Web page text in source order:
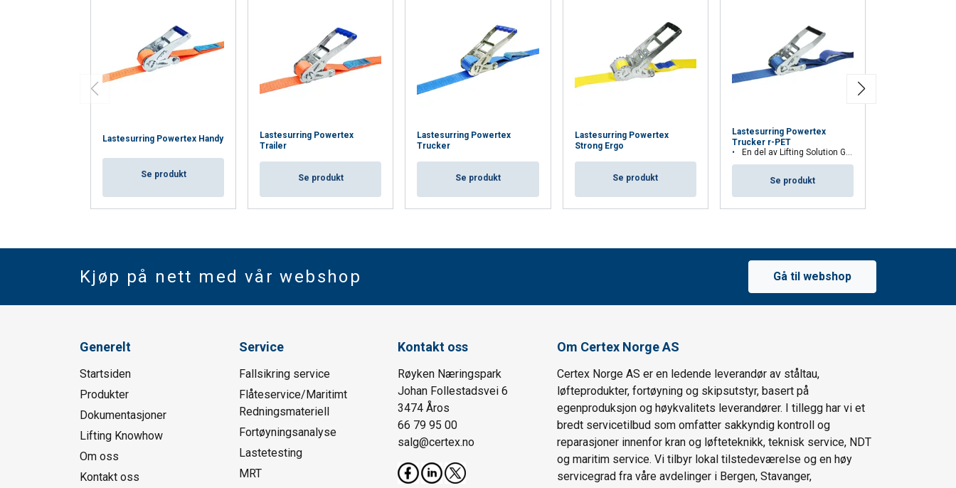
Lastesurring Powertex Handy
Se produkt
Lastesurring Powertex
Trailer
Se produkt
Lastesurring Powertex
Trucker
Se produkt
Lastesurring Powertex
Strong Ergo
Se produkt
Lastesurring Powertex
Trucker r-PET
En del av Lifting Solution Group's Aspire Range™
Se produkt
Kjøp på nett med vår webshop Gå til webshop
Generelt
Startsiden
Produkter
Dokumentasjoner
Lifting Knowhow
Om oss
Kontakt oss
Service
Fallsikring service
Flåteservice/Maritimt
Redningsmateriell
Fortøyningsanalyse
Lastetesting
MRT
Kontakt oss
Røyken Næringspark
Johan Follestadsvei 6
3474 Åros
66 79 95 00
salg@certex.no
Om Certex Norge AS
Certex Norge AS er en ledende leverandør av ståltau,
løfteprodukter, fortøyning og skipsutstyr, basert på
egenproduksjon og høykvalitets leverandører. I tillegg har vi et
bredt servicetilbud som omfatter sakkyndig kontroll og
reparasjoner innenfor kran og løfteteknikk, teknisk service, NDT
og maritim service. Vi tilbyr lokal tilstedeværelse og en høy
servicegrad fra våre avdelinger i Bergen, Stavanger,